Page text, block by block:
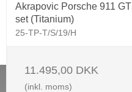
Akrapovic Porsche 911
set (Titanium)
25-TP-T/S/19/H
11.495,00 DKK
(inkl. moms)